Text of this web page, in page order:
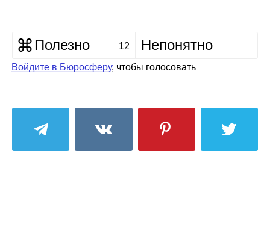
Полезно 12 Непонятно
Войдите в Бюросферу, чтобы голосовать